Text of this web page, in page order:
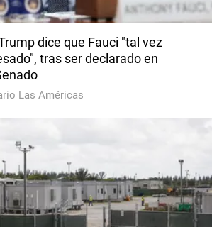
dice que Fauci "tal vez
tras ser declarado en
Las Américas